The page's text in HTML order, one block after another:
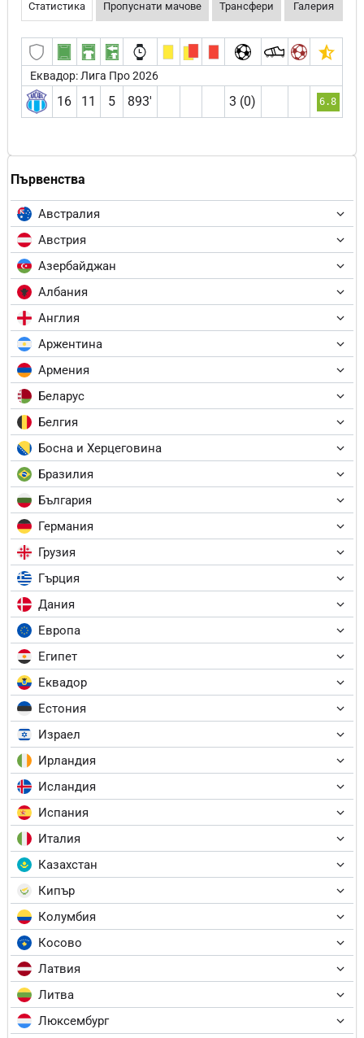
Първенства
Австралия
Австрия
Азербайджан
Албания
Англия
Аржентина
Армения
Беларус
Белгия
Босна и Херцеговина
Бразилия
България
Германия
Грузия
Гърция
Дания
Европа
Египет
Еквадор
Естония
Израел
Ирландия
Исландия
Испания
Италия
Казахстан
Кипър
Колумбия
Косово
Латвия
Литва
Люксембург
Статистика Пропуснати мачове Трансфери Галерия
Еквадор: Лига Про 2026
16 11 5 893′ 3 (0) 6.8